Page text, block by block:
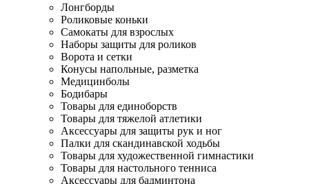
Лонгборды
Роликовые коньки
Самокаты для взрослых
Наборы защиты для роликов
Ворота и сетки
Конусы напольные, разметка
Медицинболы
Бодибары
Товары для единоборств
Товары для тяжелой атлетики
Аксессуары для защиты рук и ног
Палки для скандинавской ходьбы
Товары для художественной гимнастики
Товары для настольного тенниса
Аксессуары для бадминтона